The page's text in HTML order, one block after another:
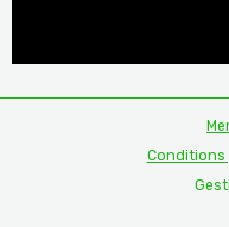
Conditions